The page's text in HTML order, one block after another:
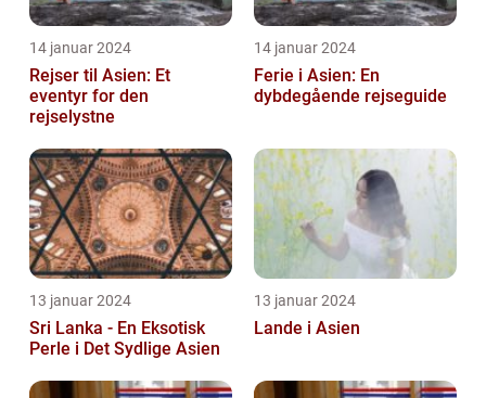
14 januar 2024
Rejser til Asien: Et
eventyr for den
rejselystne
14 januar 2024
Ferie i Asien: En
dybdegående rejseguide
13 januar 2024
Sri Lanka - En Eksotisk
Perle i Det Sydlige Asien
13 januar 2024
Lande i Asien